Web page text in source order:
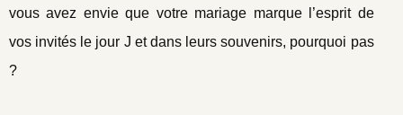
vous avez envie que votre mariage marque l’esprit de
vos invités le jour J et dans leurs souvenirs, pourquoi pas
?